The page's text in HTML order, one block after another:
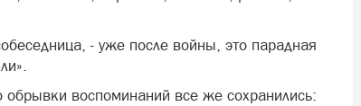
- уже после войны, это парадная
воспоминаний все же сохранились: